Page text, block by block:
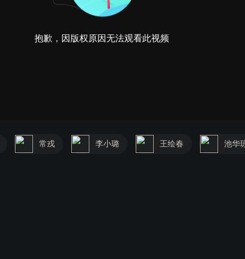
抱歉，因版权原因无法观看此视频
常戎 李小璐 王绘春 池华